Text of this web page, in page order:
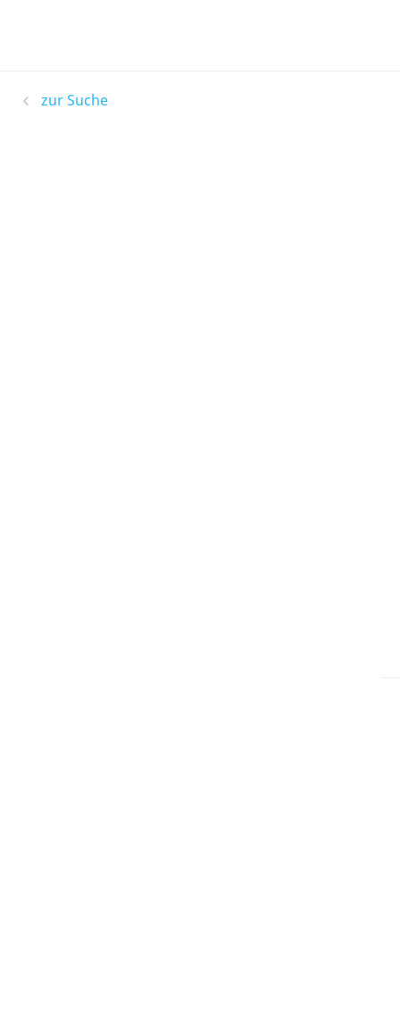
zur Suche